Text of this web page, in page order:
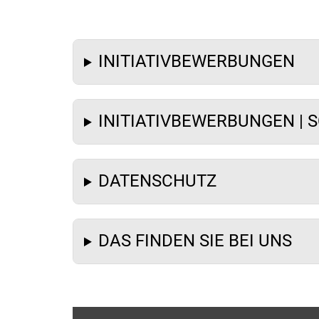
INITIATIVBEWERBUNGEN
INITIATIVBEWERBUNGEN |
DATENSCHUTZ
DAS FINDEN SIE BEI UNS